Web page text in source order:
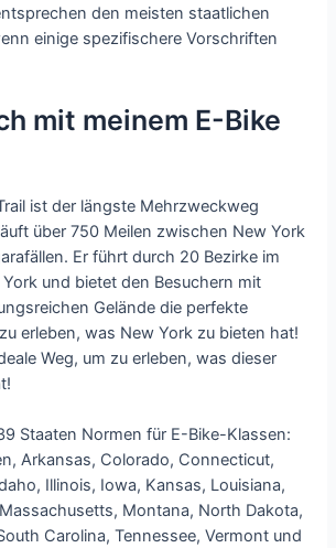
den meisten staatlichen
einige spezifischere Vorschriften
mit meinem E-Bike
ist der längste Mehrzweckweg
über 750 Meilen zwischen New York
Er führt durch 20 Bezirke im
und bietet den Besuchern mit
Gelände die perfekte
erleben, was New York zu bieten hat!
Weg, um zu erleben, was dieser
Staaten Normen für E-Bike-Klassen:
Arkansas, Colorado, Connecticut,
Illinois, Iowa, Kansas, Louisiana,
Montana, North Dakota,
Carolina, Tennessee, Vermont und